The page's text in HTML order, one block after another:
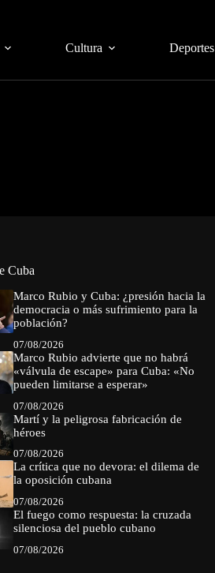
Cultura Deportes
Cuba
Marco Rubio y Cuba: ¿presión hacia la
democracia o más sufrimiento para la
población?
07/08/2026
Marco Rubio advierte que no habrá
«válvula de escape» para Cuba: «No
pueden limitarse a esperar»
07/08/2026
Martí y la peligrosa fabricación de
héroes
07/08/2026
La crítica que no devora: el dilema de
la oposición cubana
07/08/2026
El fuego como respuesta: la cruzada
silenciosa del pueblo cubano
07/08/2026